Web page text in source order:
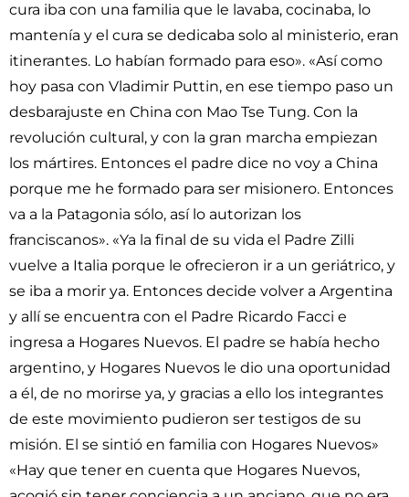
cura iba con una familia que le lavaba, cocinaba, lo
mantenía y el cura se dedicaba solo al ministerio, eran
itinerantes. Lo habían formado para eso». «Así como
hoy pasa con Vladimir Puttin, en ese tiempo paso un
desbarajuste en China con Mao Tse Tung. Con la
revolución cultural, y con la gran marcha empiezan
los mártires. Entonces el padre dice no voy a China
porque me he formado para ser misionero. Entonces
va a la Patagonia sólo, así lo autorizan los
franciscanos». «Ya la final de su vida el Padre Zilli
vuelve a Italia porque le ofrecieron ir a un geriátrico, y
se iba a morir ya. Entonces decide volver a Argentina
y allí se encuentra con el Padre Ricardo Facci e
ingresa a Hogares Nuevos. El padre se había hecho
argentino, y Hogares Nuevos le dio una oportunidad
a él, de no morirse ya, y gracias a ello los integrantes
de este movimiento pudieron ser testigos de su
misión. El se sintió en familia con Hogares Nuevos»
«Hay que tener en cuenta que Hogares Nuevos,